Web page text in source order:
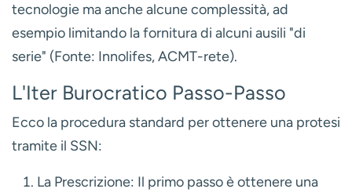
tecnologie ma anche alcune complessità, ad
esempio limitando la fornitura di alcuni ausili "di
serie" (Fonte: Innolifes, ACMT-rete).
L'Iter Burocratico Passo-Passo
Ecco la procedura standard per ottenere una protesi
tramite il SSN:
La Prescrizione: Il primo passo è ottenere una